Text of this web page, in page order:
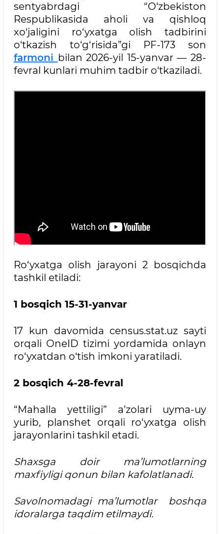
sentyabrdagi “O‘zbekiston
Respublikasida aholi va qishloq
xo‘jaligini ro‘yxatga olish tadbirini
o‘tkazish to‘g‘risida”gi PF-173 son
farmoni bilan 2026-yil 15-yanvar — 28-
fevral kunlari muhim tadbir o‘tkaziladi.
Ro‘yxatga olish jarayoni 2 bosqichda
tashkil etiladi:
1 bosqich 15-31-yanvar
17 kun davomida census.stat.uz sayti
orqali OneID tizimi yordamida onlayn
ro‘yxatdan o‘tish imkoni yaratiladi.
2 bosqich 4-28-fevral
“Mahalla yettiligi” a’zolari uyma-uy
yurib, planshet orqali ro‘yxatga olish
jarayonlarini tashkil etadi.
Shaxsga doir ma’lumotlarning
maxfiyligi qonun bilan kafolatlanadi.
Savolnomadagi ma’lumotlar boshqa
idoralarga taqdim etilmaydi.